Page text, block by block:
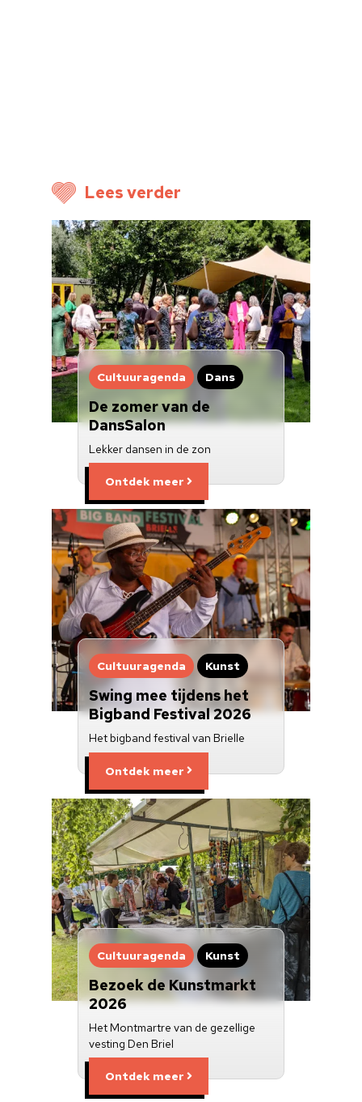
Lees verder
Cultuuragenda Dans
De zomer van de
DansSalon
Lekker dansen in de zon
Ontdek meer
Cultuuragenda Kunst
Swing mee tijdens het
Bigband Festival 2026
Het bigband festival van Brielle
Ontdek meer
Cultuuragenda Kunst
Bezoek de Kunstmarkt
2026
Het Montmartre van de gezellige
vesting Den Briel
Ontdek meer
Nieuwsbrief
Doneren